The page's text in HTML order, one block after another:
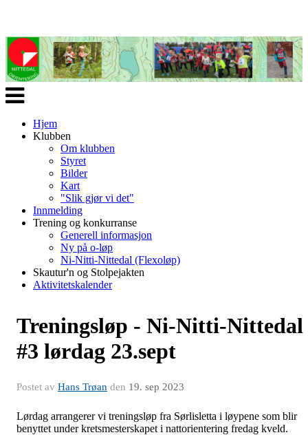
Veksle
navigasjon
Hjem
Klubben
Om klubben
Styret
Bilder
Kart
"Slik gjør vi det"
Innmelding
Trening og konkurranse
Generell informasjon
Ny på o-løp
Ni-Nitti-Nittedal (Flexoløp)
Skautur'n og Stolpejakten
Aktivitetskalender
Treningsløp - Ni-Nitti-Nittedal
#3 lørdag 23.sept
Postet av Hans Trøan den 19. sep 2023
Lørdag arrangerer vi treningsløp fra Sørlisletta i løypene som blir
benyttet under kretsmesterskapet i nattorientering fredag kveld.